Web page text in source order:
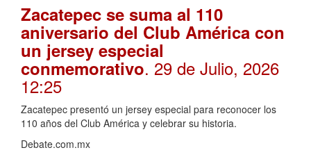
Zacatepec se suma al 110
aniversario del Club América con
un jersey especial
conmemorativo. 29 de Julio, 2026
12:25
Zacatepec presentó un jersey especial para reconocer los
110 años del Club América y celebrar su historia.
Debate.com.mx